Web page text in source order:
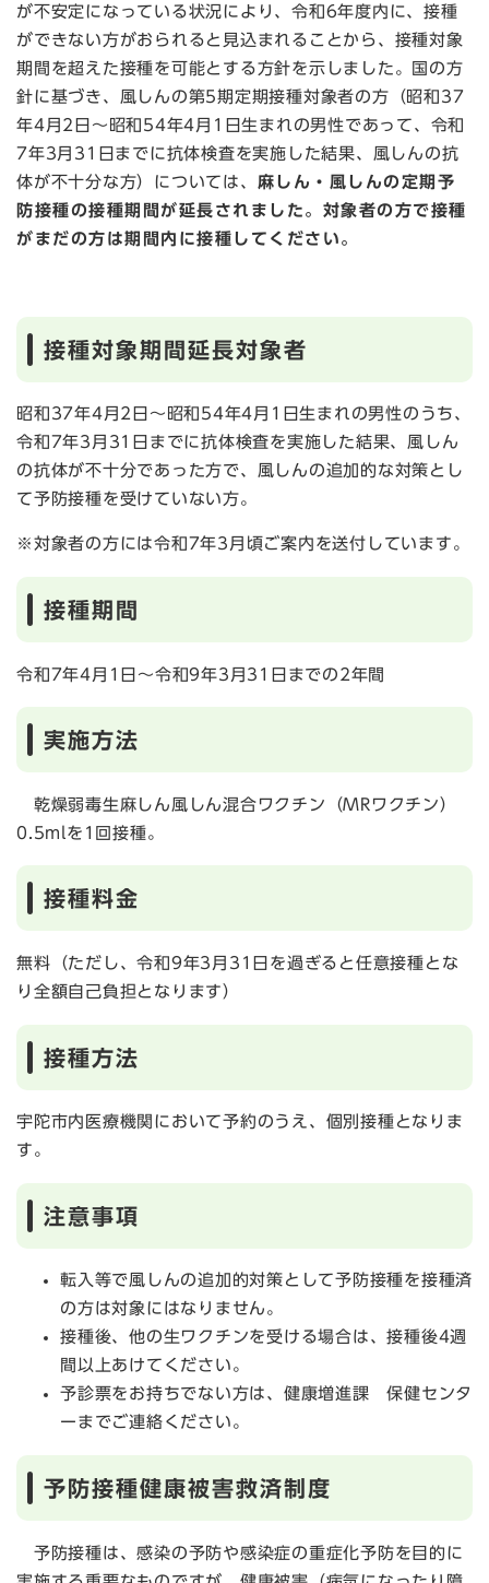
が不安定になっている状況により、令和6年度内に、接種
ができない方がおられると見込まれることから、接種対象
期間を超えた接種を可能とする方針を示しました。国の方
針に基づき、風しんの第5期定期接種対象者の方（昭和37
年4月2日～昭和54年4月1日生まれの男性であって、令和
7年3月31日までに抗体検査を実施した結果、風しんの抗
体が不十分な方）については、 麻しん・風しんの定期予
防接種の接種期間が延長されました。対象者の方で接種
がまだの方は期間内に接種してください。
接種対象期間延長対象者
昭和37年4月2日～昭和54年4月1日生まれの男性のうち、
令和7年3月31日までに抗体検査を実施した結果、風しん
の抗体が不十分であった方で、風しんの追加的な対策とし
て予防接種を受けていない方。
※対象者の方には令和7年3月頃ご案内を送付しています。
接種期間
令和7年4月1日～令和9年3月31日までの2年間
実施方法
乾燥弱毒生麻しん風しん混合ワクチン（MRワクチン）
0.5mlを1回接種。​
接種料金
無料（ただし、令和9年3月31日を過ぎると任意接種とな
り全額自己負担となります）
接種方法
宇陀市内医療機関において予約のうえ、個別接種となりま
す。
注意事項
転入等で風しんの追加的対策として予防接種を接種済
の方は対象にはなりません。
接種後、他の生ワクチンを受ける場合は、接種後4週
間以上あけてください。
予診票をお持ちでない方は、健康増進課 保健センタ
ーまでご連絡ください。
予防接種健康被害救済制度
予防接種は、感染の予防や感染症の重症化予防を目的に